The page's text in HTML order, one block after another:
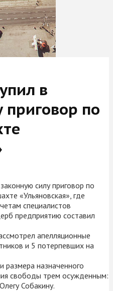
в
приговор по
силу приговор по
«Ульяновская», где
специалистов
предприятию составил
апелляционные
и 5 потерпевших на
размера назначенного
свободы трем осужденным:
Собакину.